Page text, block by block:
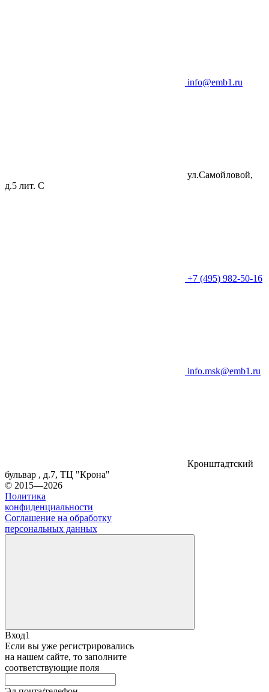
info@emb1.ru
ул.Самойловой,
д.5 лит. C
+7 (495) 982-50-16
info.msk@emb1.ru
Кронштадтский
бульвар , д.7, ТЦ "Крона"
© 2015—2026
Политика
конфиденциальности
Соглашение на обработку
персональных данных
Вход1
Если вы уже регистрировались
на нашем сайте, то заполните
соответствующие поля